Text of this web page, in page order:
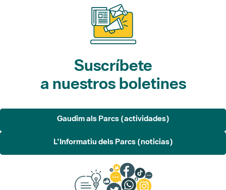
Suscríbete
a nuestros boletines
Gaudim als Parcs (actividades)
L'Informatiu dels Parcs (noticias)